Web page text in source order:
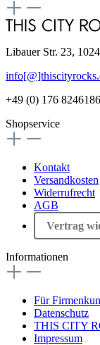
Libauer Str. 23,
+49 (0) 176
Shopservice
Kontakt
Versandkosten
Widerrufrecht
AGB
Vertrag
Informationen
Für
Datenschutz
THIS CITY
Impressum